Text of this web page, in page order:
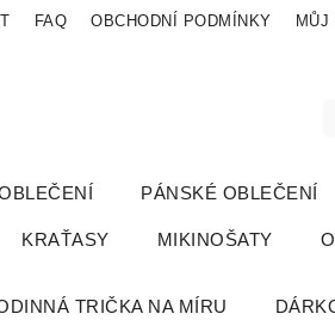
FAQ OBCHODNÍ PODMÍNKY MŮJ
PÁNSKÉ OBLEČENÍ
KRAŤASY MIKINOŠATY
TRIČKA NA MÍRU